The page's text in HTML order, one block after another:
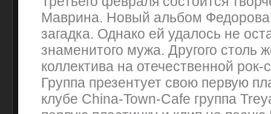
Маврина. Новый альбом Федорова
загадка. Однако ей удалось не
знаменитого мужа. Другого столь
коллектива на отечественной
Группа презентует свою первую
клубе China-Town-Cafe группа